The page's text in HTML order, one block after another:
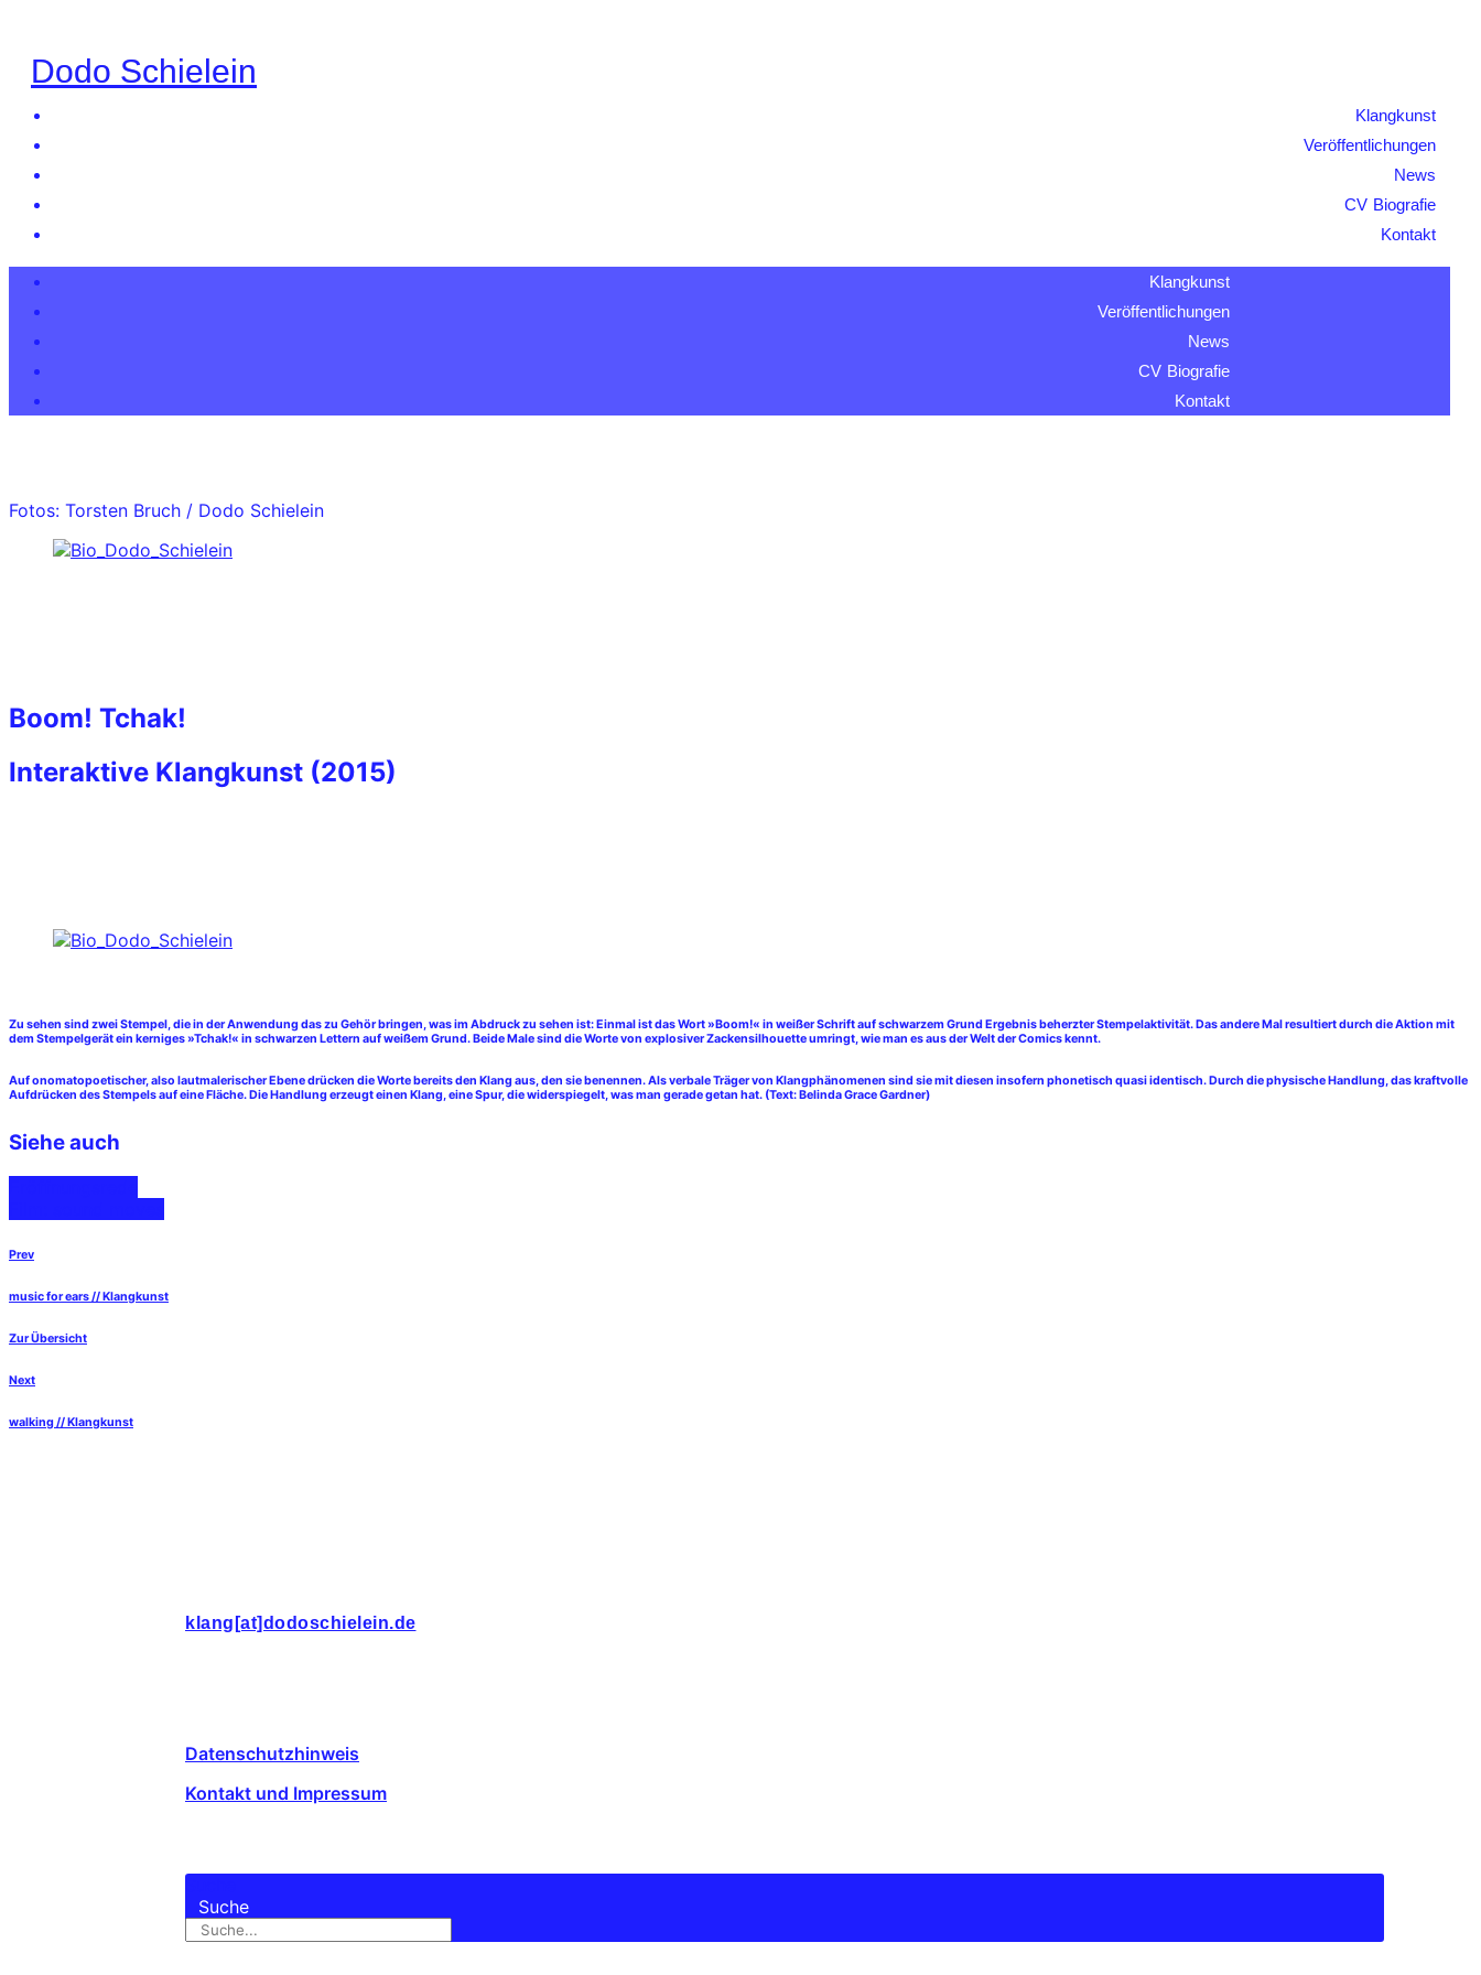
Dodo Schielein
Klangkunst
Veröffentlichungen
News
CV Biografie
Kontakt
Klangkunst
Veröffentlichungen
News
CV Biografie
Kontakt
Fotos: Torsten Bruch / Dodo Schielein
Boom! Tchak!
Interaktive Klangkunst (2015)
Zu sehen sind zwei Stempel, die in der Anwendung das zu Gehör bringen, was im Abdruck zu sehen ist: Einmal ist das Wort »Boom!« in weißer Schrift auf schwarzem Grund Ergebnis beherzter Stempelaktivität. Das andere Mal resultiert durch die Aktion mit
dem Stempelgerät ein kerniges »Tchak!« in schwarzen Lettern auf weißem Grund. Beide Male sind die Worte von explosiver Zackensilhouette umringt, wie man es aus der Welt der Comics kennt.
Auf onomatopoetischer, also lautmalerischer Ebene drücken die Worte bereits den Klang aus, den sie benennen. Als verbale Träger von Klangphänomenen sind sie mit diesen insofern phonetisch quasi identisch. Durch die physische Handlung, das kraftvolle
Aufdrücken des Stempels auf eine Fläche. Die Handlung erzeugt einen Klang, eine Spur, die widerspiegelt, was man gerade getan hat. (Text: Belinda Grace Gardner)
Siehe auch
Prev
music for ears // Klangkunst
Zur Übersicht
Next
walking // Klangkunst
klang[at]dodoschielein.de
Datenschutzhinweis
Kontakt und Impressum
Suche